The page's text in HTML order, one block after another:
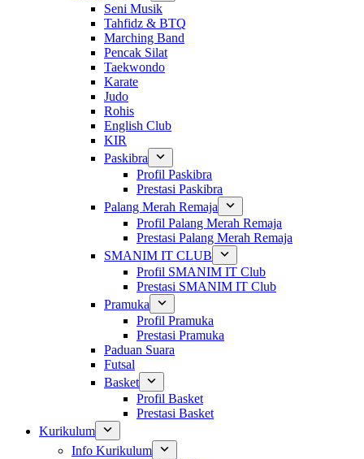
Seni Musik
Tahfidz & BTQ
Marching Band
Pencak Silat
Taekwondo
Karate
Judo
Rohis
English Club
KIR
Paskibra
Profil Paskibra
Prestasi Paskibra
Palang Merah Remaja
Profil Palang Merah Remaja
Prestasi Palang Merah Remaja
SMANIM IT CLUB
Profil SMANIM IT Club
Prestasi SMANIM IT Club
Pramuka
Profil Pramuka
Prestasi Pramuka
Paduan Suara
Futsal
Basket
Profil Basket
Prestasi Basket
Kurikulum
Info Kurikulum